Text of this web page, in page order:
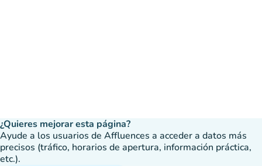
¿Quieres mejorar esta página?
Ayude a los usuarios de Affluences a acceder a datos más
precisos (tráfico, horarios de apertura, información práctica,
etc.).